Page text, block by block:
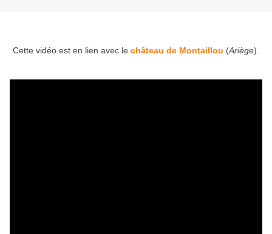
Cette vidéo est en lien avec le château de Montaillou (Ariège).